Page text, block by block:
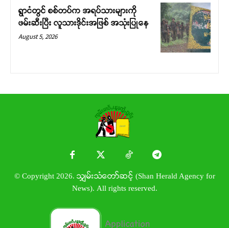
ရွာငံတွင် စစ်တပ်က အရပ်သားများကို
ဖမ်းဆီးပြီး လူသားဒိုင်းအဖြစ် အသုံးပြုနေ
August 5, 2026
© Copyright 2026. သျှမ်းသံတော်ဆင့် (Shan Herald Agency for
News). All rights reserved.